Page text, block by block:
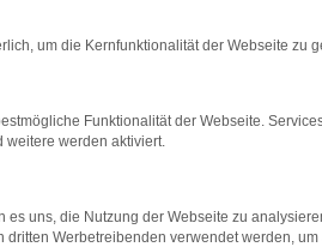
bestimmter Seiten verhindern.
dem neuesten Stand sind.
kann auch dazu führen, dass
um die Kernfunktionalität der Webseite zu
Funktionalität der Webseite.
weitere werden aktiviert.
es uns, die Nutzung der Webseite zu
dritten Werbetreibenden verwendet werden,